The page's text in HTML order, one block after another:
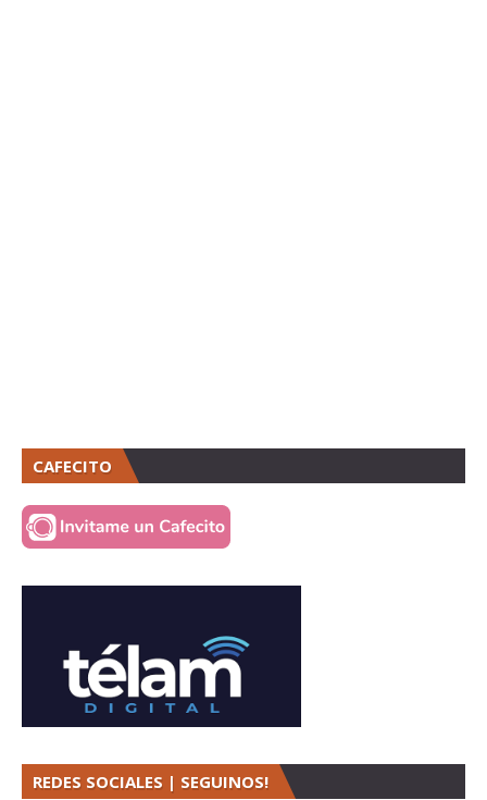
CAFECITO
REDES SOCIALES | SEGUINOS!